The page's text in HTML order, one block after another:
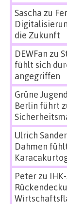
Sascha zu
die Zukunft
DEWFan zu
fühlt sich
angegriffen
Grüne
Berlin führt
Ulrich Sander
Dahmen
Peterzu